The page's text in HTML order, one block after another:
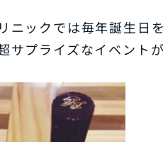
ニックでは毎年誕生日
サプライズなイベント